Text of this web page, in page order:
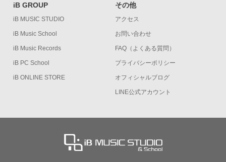
iB GROUP
iB MUSIC STUDIO
iB Music School
iB Music Records
iB PC School
iB ONLINE STORE
その他
アクセス
お問い合わせ
FAQ（よくある質問）
プライバシーポリシー
オフィシャルブログ
LINE公式アカウント